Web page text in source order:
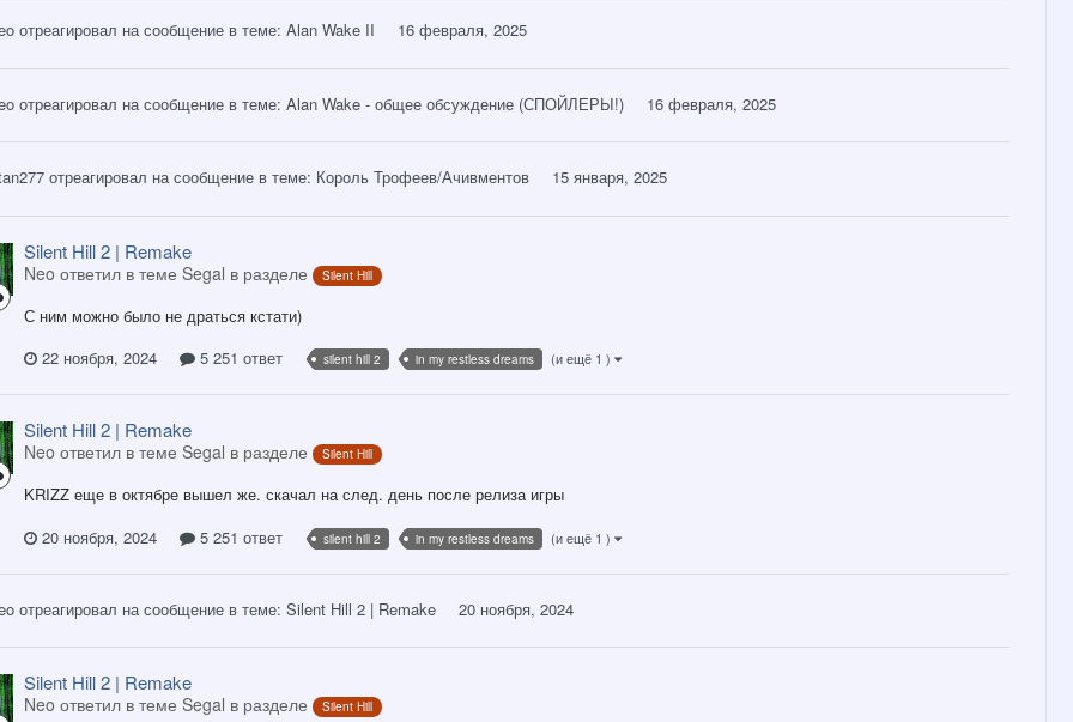
отреагировал на сообщение в теме: Alan Wake II 16 февраля, 2025
отреагировал на сообщение в теме: Alan Wake - общее обсуждение (СПОЙЛЕРЫ!) 16 февраля, 2025
отреагировал на сообщение в теме: Король Трофеев/Ачивментов 15 января, 2025
Silent Hill 2 | Remake
Neo ответил в теме Segal в разделе Silent Hill
С ним можно было не драться кстати)
22 ноября, 2024
5 251 ответ silent hill 2 in my restless dreams (и ещё 1 )
Silent Hill 2 | Remake
Neo ответил в теме Segal в разделе Silent Hill
KRIZZ еще в октябре вышел же. скачал на след. день после релиза игры
20 ноября, 2024
5 251 ответ silent hill 2 in my restless dreams (и ещё 1 )
отреагировал на сообщение в теме: Silent Hill 2 | Remake 20 ноября, 2024
Silent Hill 2 | Remake
Neo ответил в теме Segal в разделе Silent Hill